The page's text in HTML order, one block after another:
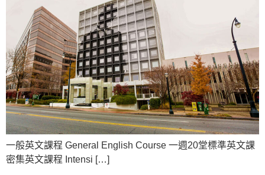
一般英文課程 General English Course 一週20堂標準英文課
密集英文課程 Intensi […]